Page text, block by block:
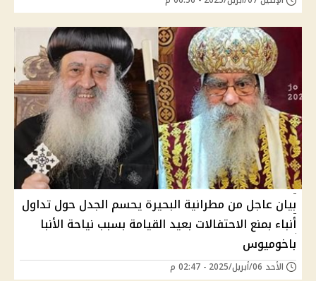
بيان عاجل من مطرانية البحيرة يحسم الجدل حول تداول
أنباء بمنع الاحتفالات بعيد القيامة بسبب نياحة الأنبا
باخوميوس
الأحد 06/أبريل/2025 - 02:47 م